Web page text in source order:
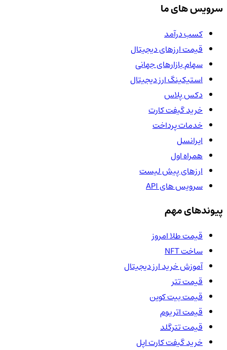
سرویس های ما
کسب درآمد
قیمت ارزهای دیجیتال
سهام بازارهای جهانی
استیکینگ ارز دیجیتال
دکس پلاس
خرید گیفت کارت
خدمات پرداخت
ایرانسل
همراه اول
ارزهای پیش لیست
سرویس های API
پیوندهای مهم
قیمت طلا امروز
ساخت NFT
آموزش خرید ارز دیجیتال
قیمت تتر
قیمت بیت کوین
قیمت اتریوم
قیمت تترگلد
خرید گیفت کارت اپل